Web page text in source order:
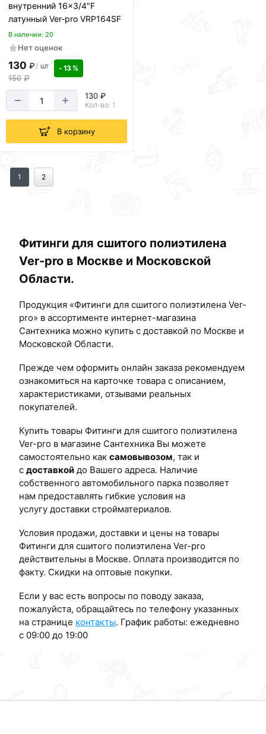
внутренний 16×3/4″F
латунный Ver-pro VRP164SF
В наличии: 20
Нет оценок
130 ₽/ шт
150 ₽
- 13 %
130 ₽
Кол-во: 1
В корзину
1 2
Фитинги для сшитого полиэтилена
Ver-pro в Москве и Московской
Области.
Продукция «Фитинги для сшитого полиэтилена Ver-
pro» в ассортименте интернет-магазина
Сантехника можно купить с доставкой по Москве и
Московской Области.
Прежде чем оформить онлайн заказа рекомендуем
ознакомиться на карточке товара с описанием,
характеристиками, отзывами реальных
покупателей.
Купить товары Фитинги для сшитого полиэтилена
Ver-pro в магазине Сантехника Вы можете
самостоятельно как самовывозом, так и
с доставкой до Вашего адреса. Наличие
собственного автомобильного парка позволяет
нам предоставлять гибкие условия на
услугу доставки стройматериалов.
Условия продажи, доставки и цены на товары
Фитинги для сшитого полиэтилена Ver-pro
действительны в Москве. Оплата производится по
факту. Скидки на оптовые покупки.
Если у вас есть вопросы по поводу заказа,
пожалуйста, обращайтесь по телефону указанных
на странице контакты. График работы: ежедневно
с 09:00 до 19:00